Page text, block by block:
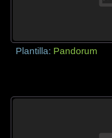
Plantilla: Pandorum